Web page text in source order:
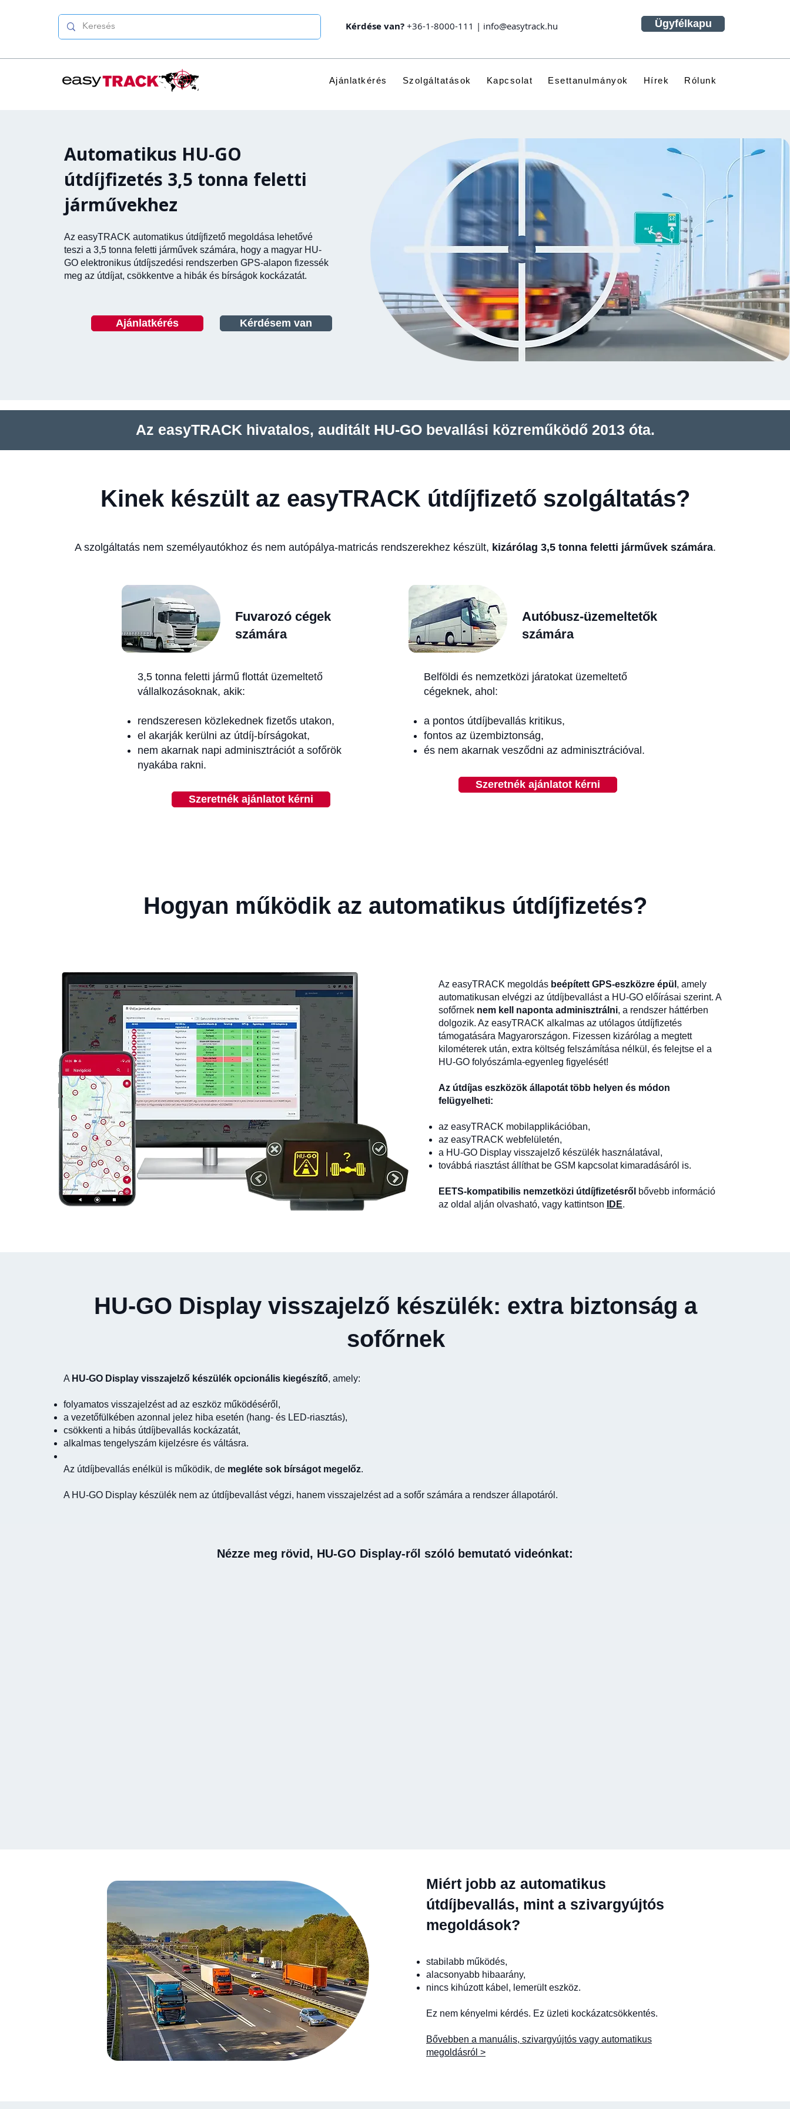
Kérdése van? +36-1-8000-111 | info@easytrack.hu Ügyfélkapu
Ajánlatkérés Szolgáltatások Kapcsolat Esettanulmányok Hírek Rólunk
Automatikus HU-GO
útdíjfizetés 3,5 tonna feletti
járművekhez
Az easyTRACK automatikus útdíjfizető megoldása lehetővé
teszi a 3,5 tonna feletti járművek számára, hogy a magyar HU-
GO elektronikus útdíjszedési rendszerben GPS-alapon fizessék
meg az útdíjat, csökkentve a hibák és bírságok kockázatát.
Ajánlatkérés Kérdésem van
Az easyTRACK hivatalos, auditált HU-GO bevallási közreműködő 2013 óta.
Kinek készült az easyTRACK útdíjfizető szolgáltatás?
A szolgáltatás nem személyautókhoz és nem autópálya-matricás rendszerekhez készült, kizárólag 3,5 tonna feletti járművek számára.
Fuvarozó cégek
számára
3,5 tonna feletti jármű flottát üzemeltető
vállalkozásoknak, akik:
rendszeresen közlekednek fizetős utakon,
el akarják kerülni az útdíj-bírságokat,
nem akarnak napi adminisztrációt a sofőrök
nyakába rakni.
Szeretnék ajánlatot kérni
Autóbusz-üzemeltetők
számára
Belföldi és nemzetközi járatokat üzemeltető
cégeknek, ahol:
a pontos útdíjbevallás kritikus,
fontos az üzembiztonság,
és nem akarnak vesződni az adminisztrációval.
Szeretnék ajánlatot kérni
Hogyan működik az automatikus útdíjfizetés?
Az easyTRACK megoldás beépített GPS-eszközre épül , amely
automatikusan elvégzi az útdíjbevallást a HU-GO előírásai szerint. A
sofőrnek nem kell naponta adminisztrálni, a rendszer háttérben
dolgozik. Az easyTRACK alkalmas az utólagos útdíjfizetés
támogatására Magyarországon. Fizessen kizárólag a megtett
kilométerek után, extra költség felszámítása nélkül, és felejtse el a
HU-GO folyószámla-egyenleg figyelését!
Az útdíjas eszközök állapotát több helyen és módon
felügyelheti:
az easyTRACK mobilapplikációban,
az easyTRACK webfelületén,
a HU-GO Display visszajelző készülék használatával,
továbbá riasztást állíthat be GSM kapcsolat kimaradásáról is.
EETS-kompatibilis nemzetközi útdíjfizetésről bővebb információ
az oldal alján olvasható, vagy kattintson
IDE.
HU-GO Display visszajelző készülék: extra biztonság a
sofőrnek
A HU-GO Display visszajelző készülék opcionális kiegészítő, amely:
folyamatos visszajelzést ad az eszköz működéséről,
a vezetőfülkében azonnal jelez hiba esetén (hang- és LED-riasztás),
csökkenti a hibás útdíjbevallás kockázatát,
alkalmas tengelyszám kijelzésre és váltásra.
Az útdíjbevallás enélkül is működik, de megléte sok bírságot megelőz.
A HU-GO Display készülék nem az útdíjbevallást végzi, hanem visszajelzést ad a sofőr számára a rendszer állapotáról.
Nézze meg rövid, HU-GO Display-ről szóló bemutató videónkat:
Miért jobb az automatikus
útdíjbevallás, mint a szivargyújtós
megoldások?
stabilabb működés,
alacsonyabb hibaarány,
nincs kihúzott kábel, lemerült eszköz.
Ez nem kényelmi kérdés. Ez üzleti kockázatcsökkentés.
Bővebben a manuális, szivargyújtós vagy automatikus
megoldásról >